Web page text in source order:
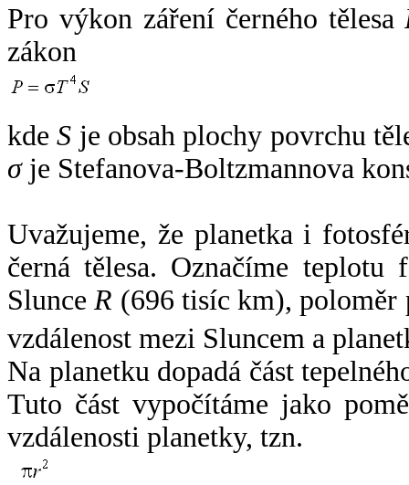
Pro výkon záření černého tělesa
zákon
kdeS je obsah plochy povrchu
σje Stefanova-Boltzmannova
Uvažujeme, že planetka i
černá tělesa. Označíme
SlunceR (696 tisíc km),
vzdálenost mezi Sluncem a
Na planetku dopadá část
Tuto část vypočítáme jako
vzdálenosti planetky, tzn.